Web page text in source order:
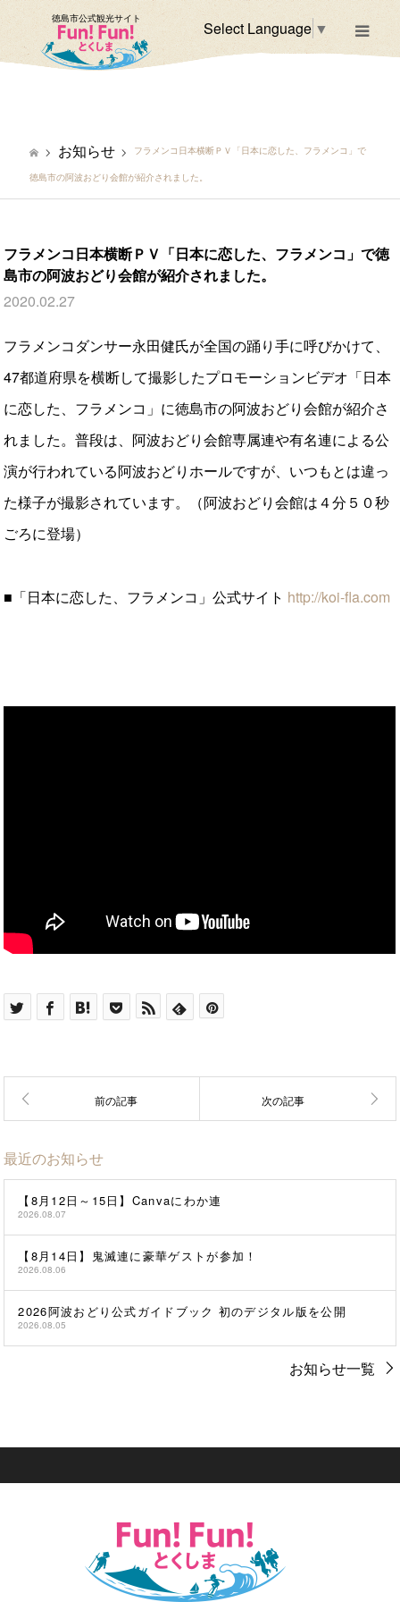
徳島市公式観光サイト Select Language ▼
お知らせ フラメンコ日本横断ＰＶ「日本に恋した、フラメンコ」で
徳島市の阿波おどり会館が紹介されました。
フラメンコ日本横断ＰＶ「日本に恋した、フラメンコ」で徳
島市の阿波おどり会館が紹介されました。
2020.02.27
フラメンコダンサー永田健氏が全国の踊り手に呼びかけて、
47都道府県を横断して撮影したプロモーションビデオ「日本
に恋した、フラメンコ」に徳島市の阿波おどり会館が紹介さ
れました。普段は、阿波おどり会館専属連や有名連による公
演が行われている阿波おどりホールですが、いつもとは違っ
た様子が撮影されています。（阿波おどり会館は４分５０秒
ごろに登場）
■「日本に恋した、フラメンコ」公式サイト http://koi-fla.com
最近のお知らせ
【8月12日～15日】Canvaにわか連
2026.08.07
【8月14日】鬼滅連に豪華ゲストが参加！
2026.08.06
2026阿波おどり公式ガイドブック 初のデジタル版を公開
2026.08.05
お知らせ一覧